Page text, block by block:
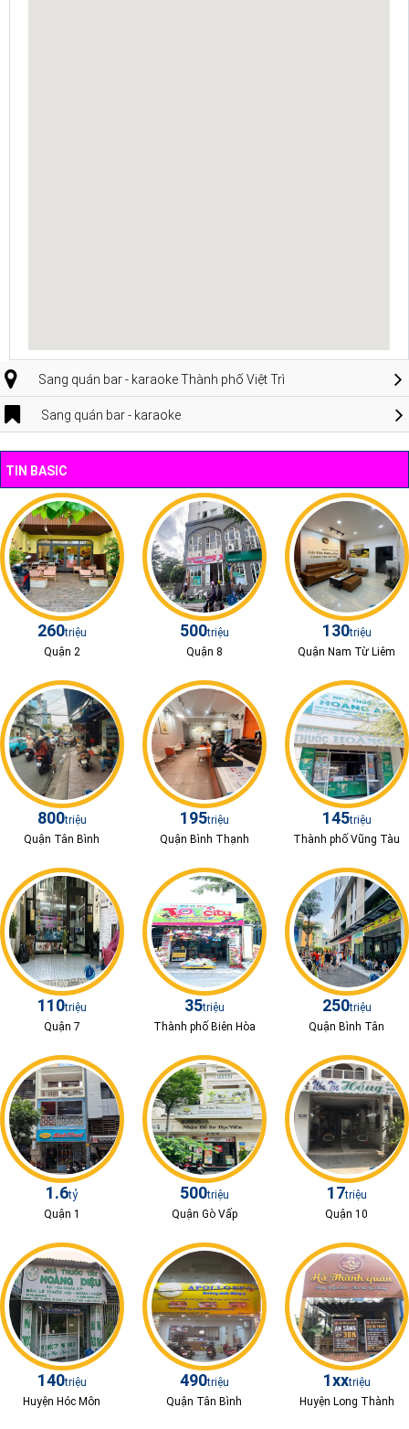
Sang quán bar - karaoke Thành phố Việt Trì
Sang quán bar - karaoke
TIN BASIC
260triệu
Quận 2
500triệu
Quận 8
130triệu
Quận Nam Từ Liêm
800triệu
Quận Tân Bình
195triệu
Quận Bình Thạnh
145triệu
Thành phố Vũng Tàu
110triệu
Quận 7
35triệu
Thành phố Biên Hòa
250triệu
Quận Bình Tân
1.6tỷ
Quận 1
500triệu
Quận Gò Vấp
17triệu
Quận 10
140triệu
Huyện Hóc Môn
490triệu
Quận Tân Bình
1xxtriệu
Huyện Long Thành